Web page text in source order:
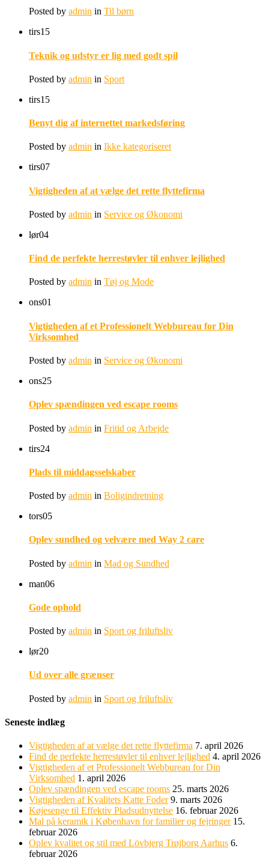
Posted by admin in Til børn
tirs15
Teknik og udstyr er lig med godt spil
Posted by admin in Sport
tirs15
Benyt dig af internettet markedsføring
Posted by admin in Ikke kategoriseret
tirs07
Vigtigheden af at vælge det rette flyttefirma
Posted by admin in Service og Økonomi
lør04
Find de perfekte herrestøvler til enhver lejlighed
Posted by admin in Tøj og Mode
ons01
Vigtigheden af et Professionelt Webbureau for Din
Virksomhed
Posted by admin in Service og Økonomi
ons25
Oplev spændingen ved escape rooms
Posted by admin in Fritid og Arbejde
tirs24
Plads til middagsselskaber
Posted by admin in Boligindretning
tors05
Oplev sundhed og velvære med Way 2 care
Posted by admin in Mad og Sundhed
man06
Gode ophold
Posted by admin in Sport og friluftsliv
lør20
Ud over alle grænser
Posted by admin in Sport og friluftsliv
Seneste indlæg
Vigtigheden af at vælge det rette flyttefirma 7. april 2026
Find de perfekte herrestøvler til enhver lejlighed 4. april 2026
Vigtigheden af et Professionelt Webbureau for Din
Virksomhed 1. april 2026
Oplev spændingen ved escape rooms 25. marts 2026
Vigtigheden af Kvalitets Katte Foder 9. marts 2026
Køjesenge til Effektiv Pladsudnyttelse 16. februar 2026
Mal på keramik i København for familier og fejringer 15.
februar 2026
Oplev kvalitet og stil med Lövbjerg Trøjborg Aarhus 6.
februar 2026